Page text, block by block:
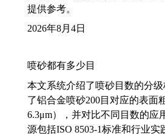
提供参考。
2026年8月4日
喷砂都有多少目
本文系统介绍了喷砂目数的分
了铝合金喷砂200目对应的表面
6.3μm），并对比不同目数的应
源包括ISO 8503-1标准和行业实